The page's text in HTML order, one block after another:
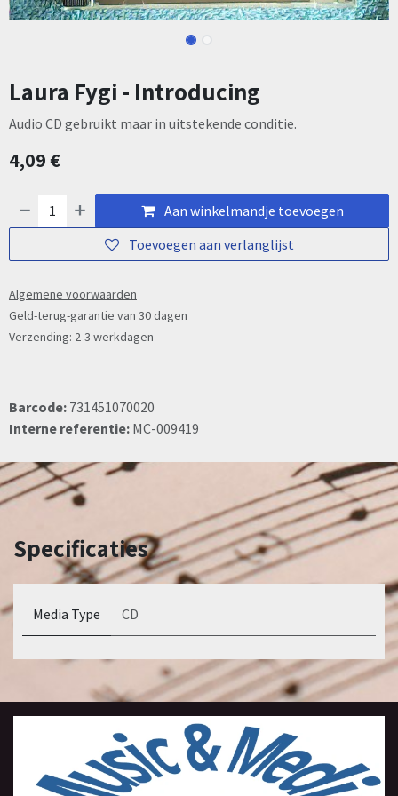
Laura Fygi - Introducing
Audio CD gebruikt maar in uitstekende conditie.
4,09€
Aan winkelmandje toevoegen
Toevoegen aan verlanglijst
Algemene voorwaarden
Geld-terug-garantie van 30 dagen
Verzending: 2-3 werkdagen
Barcode: 731451070020
Interne referentie: MC-009419
Specificaties
Media Type CD